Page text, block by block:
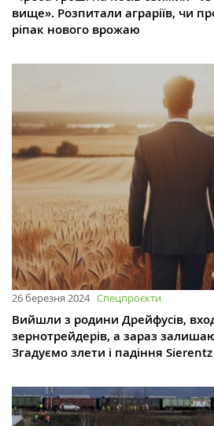
вище». Розпитали аграріїв, чи
ріпак нового врожаю
26 березня 2024 Спецпроєкти
Вийшли з родини Дрейфусів,
зернотрейдерів, а зараз
Згадуємо злети і падіння Sierentz